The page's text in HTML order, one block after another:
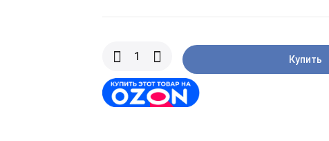
Купить